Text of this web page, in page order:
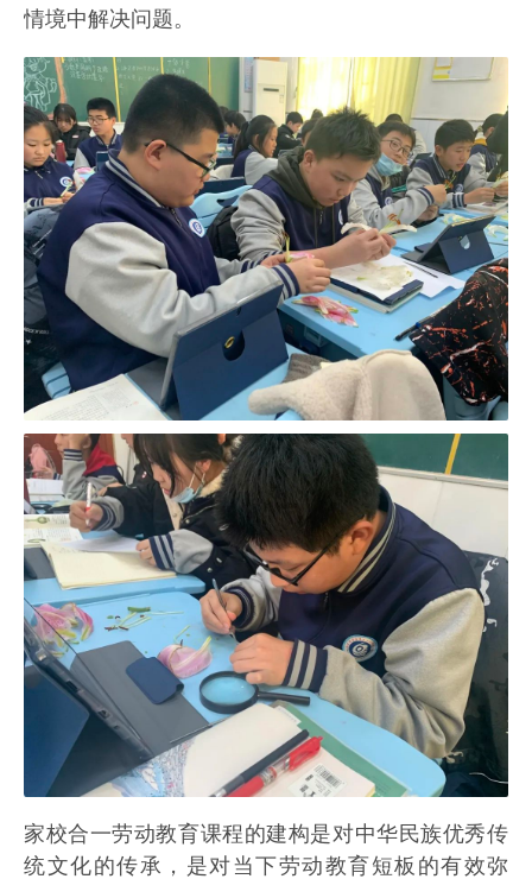
情境中解决问题。
家校合一劳动教育课程的建构是对中华民族优秀传
统文化的传承，是对当下劳动教育短板的有效弥